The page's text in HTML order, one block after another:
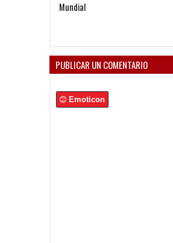
Mundial
PUBLICAR UN COMENTARIO
Emoticon